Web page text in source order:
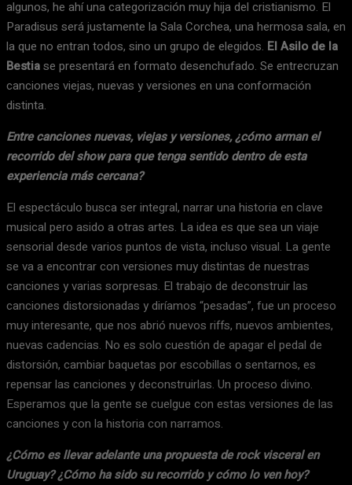
algunos, he ahí una categorización muy hija del cristianismo. El
Paradisus será justamente la Sala Corchea, una hermosa sala, en
la que no entran todos, sino un grupo de elegidos. El Asilo de la
Bestiase presentará en formato desenchufado. Se entrecruzan
canciones viejas, nuevas y versiones en una conformación
distinta.
Entre canciones nuevas, viejas y versiones, ¿cómo arman el
recorrido del show para que tenga sentido dentro de esta
experiencia más cercana?
El espectáculo busca ser integral, narrar una historia en clave
musical pero asido a otras artes. La idea es que sea un viaje
sensorial desde varios puntos de vista, incluso visual. La gente
se va a encontrar con versiones muy distintas de nuestras
canciones y varias sorpresas. El trabajo de deconstruir las
canciones distorsionadas y diríamos “pesadas”, fue un proceso
muy interesante, que nos abrió nuevos riffs, nuevos ambientes,
nuevas cadencias. No es solo cuestión de apagar el pedal de
distorsión, cambiar baquetas por escobillas o sentarnos, es
repensar las canciones y deconstruirlas. Un proceso divino.
Esperamos que la gente se cuelgue con estas versiones de las
canciones y con la historia con narramos.
¿Cómo es llevar adelante una propuesta de rock visceral en
Uruguay? ¿Cómo ha sido su recorrido y cómo lo ven hoy?